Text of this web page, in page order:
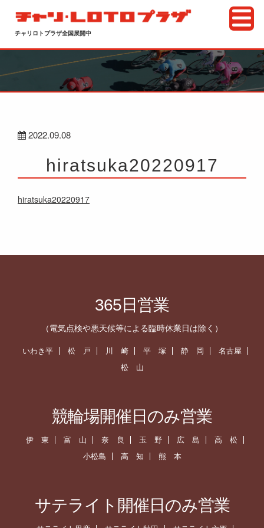
チャリロトプラザ全国展開中
2022.09.08
hiratsuka20220917
hiratsuka20220917
365日営業
（電気点検や悪天候等による臨時休業日は除く）
いわき平 松 戸 川 崎 平 塚 静 岡
名古屋
松 山
競輪場開催日のみ営業
伊 東 富 山 奈 良 玉 野 広 島
高 松
小松島
高 知 熊 本
サテライト開催日のみ営業